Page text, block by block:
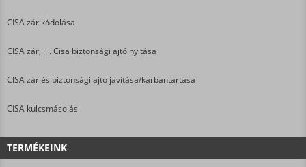
CISA zár kódolása
CISA zár, ill. Cisa biztonsági ajtó nyitása
CISA zár és biztonsági ajtó javítása/karbantartása
CISA kulcsmásolás
TERMÉKEINK